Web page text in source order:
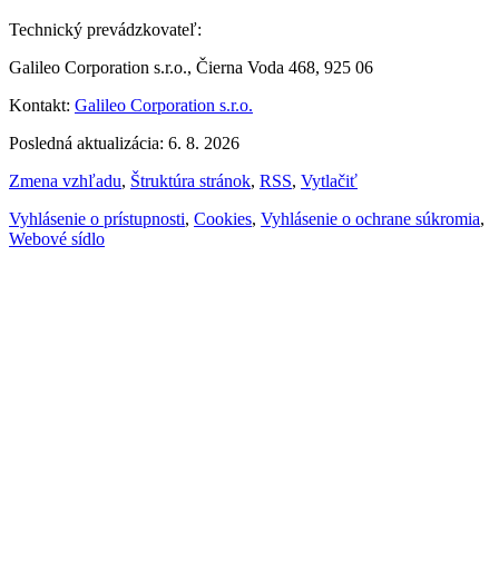
Technický prevádzkovateľ:
Galileo Corporation s.r.o., Čierna Voda 468, 925 06
Kontakt: Galileo Corporation s.r.o.
Posledná aktualizácia: 6. 8. 2026
Zmena vzhľadu, Štruktúra stránok, RSS, Vytlačiť
Vyhlásenie o prístupnosti, Cookies, Vyhlásenie o ochrane súkromia,
Webové sídlo